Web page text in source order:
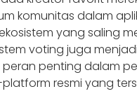
komunitas dalam
yang saling
voting juga
penting dalam
resmi yang